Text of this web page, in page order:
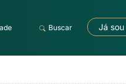
Buscar Já